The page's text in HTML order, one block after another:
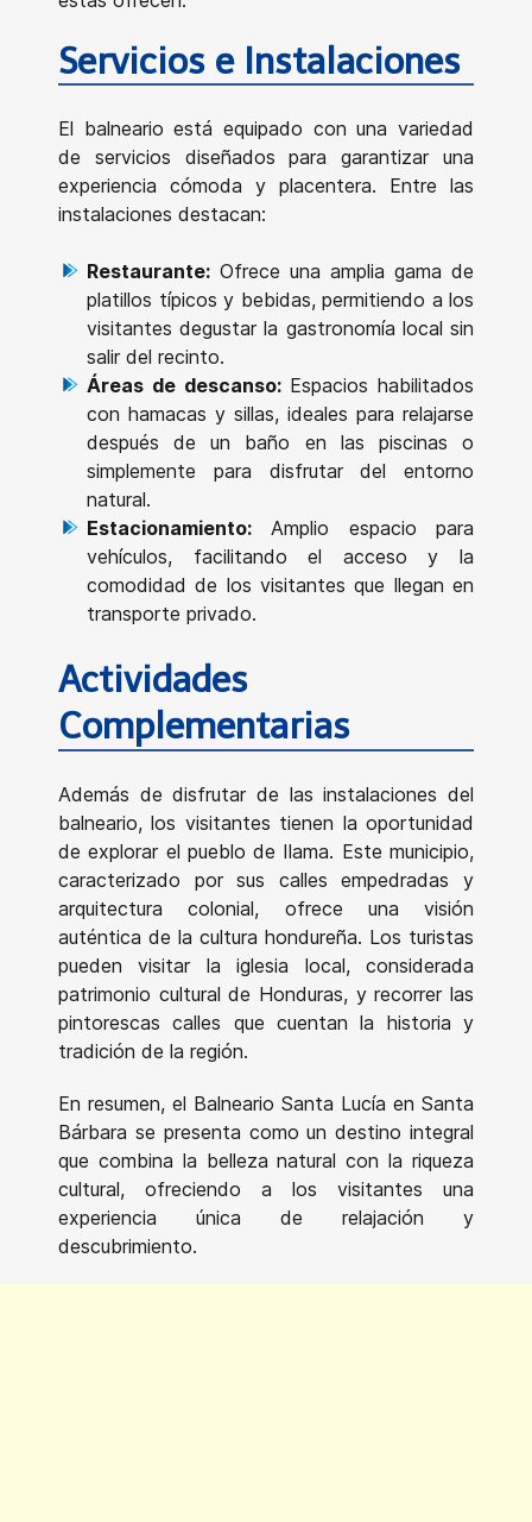
Servicios e Instalaciones
El balneario está equipado con una variedad
de servicios diseñados para garantizar una
experiencia cómoda y placentera. Entre las
instalaciones destacan:
Restaurante: Ofrece una amplia gama de
platillos típicos y bebidas, permitiendo a los
visitantes degustar la gastronomía local sin
salir del recinto.
Áreas de descanso:Espacios habilitados
con hamacas y sillas, ideales para relajarse
después de un baño en las piscinas o
simplemente para disfrutar del entorno
natural.
Estacionamiento: Amplio espacio para
vehículos, facilitando el acceso y la
comodidad de los visitantes que llegan en
transporte privado.
Actividades
Complementarias
Además de disfrutar de las instalaciones del
balneario, los visitantes tienen la oportunidad
de explorar el pueblo de Ilama. Este municipio,
caracterizado por sus calles empedradas y
arquitectura colonial, ofrece una visión
auténtica de la cultura hondureña. Los turistas
pueden visitar la iglesia local, considerada
patrimonio cultural de Honduras, y recorrer las
pintorescas calles que cuentan la historia y
tradición de la región.
En resumen, el Balneario Santa Lucía en Santa
Bárbara se presenta como un destino integral
que combina la belleza natural con la riqueza
cultural, ofreciendo a los visitantes una
experiencia única de relajación y
descubrimiento.